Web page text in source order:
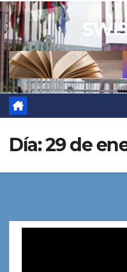
Saltar
al
contenido
Día:29 de